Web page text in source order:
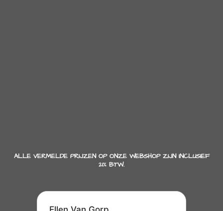
ALLE VERMELDE PRIJZEN OP ONZE WEBSHOP ZIJN INCLUSIEF
21% BTW.